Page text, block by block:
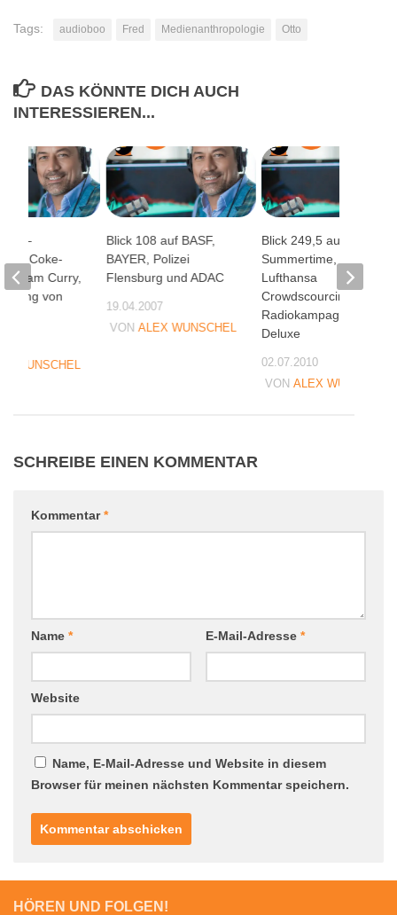
Tags: audioboo Fred Medienanthropologie Otto
DAS KÖNNTE DICH AUCH
INTERESSIEREN...
Blick 108 auf BASF,
BAYER, Polizei
Flensburg und ADAC
19.04.2007
VON ALEX WUNSCHEL
Blick 249,5 auf
Summertime,
Lufthansa
Crowdscourcing und
Radiokampagne
Deluxe
02.07.2010
VONALEX WUNSCHEL
–
von Coke-
Adam Curry,
von
WUNSCHEL
SCHREIBE EINEN KOMMENTAR
Kommentar*
Name * E-Mail-Adresse *
Website
Name, E-Mail-Adresse und Website in diesem
Browser für meinen nächsten Kommentar speichern.
HÖREN UND FOLGEN!